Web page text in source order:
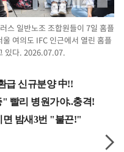
스 일반노조 조합원들이 7일 홈플
여의도 IFC 인근에서 열린 홈플
있다. 2026.07.07.